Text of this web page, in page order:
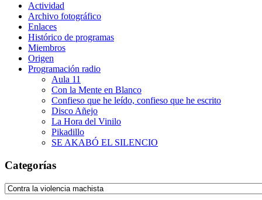
Actividad
Archivo fotográfico
Enlaces
Histórico de programas
Miembros
Origen
Programación radio
Aula 11
Con la Mente en Blanco
Confieso que he leído, confieso que he escrito
Disco Añejo
La Hora del Vinilo
Pikadillo
SE AKABÓ EL SILENCIO
Categorías
Categorías